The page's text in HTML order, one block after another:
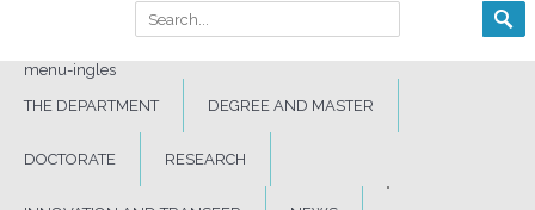
Search form
Search
menu-ingles
THE DEPARTMENT
DEGREE AND MASTER
DOCTORATE RESEARCH